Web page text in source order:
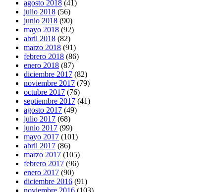
agosto 2018 (41)
julio 2018 (56)
junio 2018 (90)
mayo 2018 (92)
abril 2018 (82)
marzo 2018 (91)
febrero 2018 (86)
enero 2018 (87)
diciembre 2017 (82)
noviembre 2017 (79)
octubre 2017 (76)
septiembre 2017 (41)
agosto 2017 (49)
julio 2017 (68)
junio 2017 (99)
mayo 2017 (101)
abril 2017 (86)
marzo 2017 (105)
febrero 2017 (96)
enero 2017 (90)
diciembre 2016 (91)
noviembre 2016 (103)